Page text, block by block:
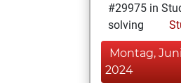
#29975 in
solving
Montag,
2024